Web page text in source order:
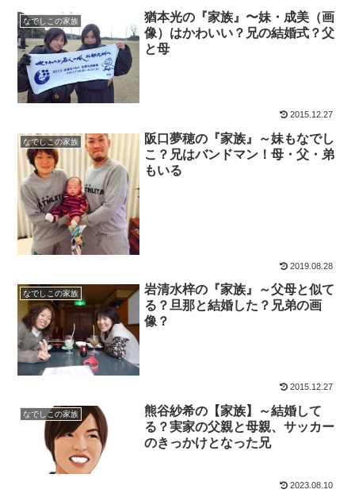
なでしこの家族
猶本光の『家族』〜妹・成美（画
像）はかわいい？兄の結婚式？父
と母
2015.12.27
なでしこの家族
阪口夢穂の『家族』～妹もなでし
こ？兄はバンドマン！母・父・弟
もいる
2019.08.28
なでしこの家族
岩清水梓の『家族』～父母と似て
る？旦那と結婚した？兄弟の画
像？
2015.12.27
なでしこの家族
熊谷紗希の【家族】～結婚して
る？実家の父親と母親、サッカー
のきっかけとなった兄
2023.08.10